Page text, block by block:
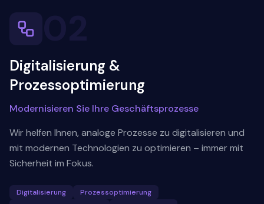
Digitalisierung &
Prozessoptimierung
Modernisieren Sie Ihre Geschäftsprozesse
Wir helfen Ihnen, analoge Prozesse zu digitalisieren und
mit modernen Technologien zu optimieren – immer mit
Sicherheit im Fokus.
Digitalisierung
Prozessoptimierung